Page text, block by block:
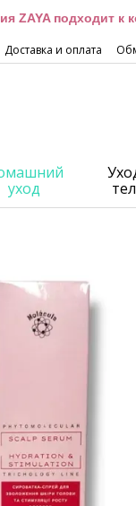
ZAYA подходит
Доставка и оплата
уход